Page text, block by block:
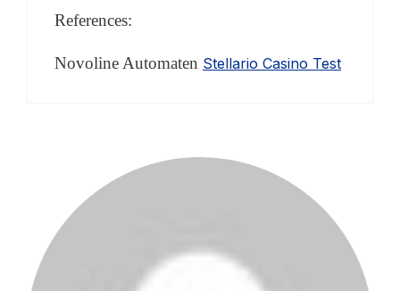
References:
Novoline Automaten Stellario Casino Test